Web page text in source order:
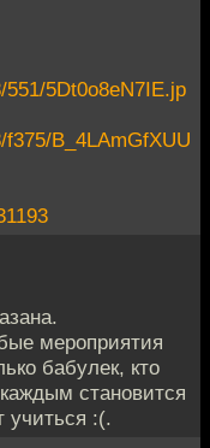
5Dt0o8eN7IE.jp
B_4LAmGfXUU
мероприятия
бабулек, кто
становится
:(.